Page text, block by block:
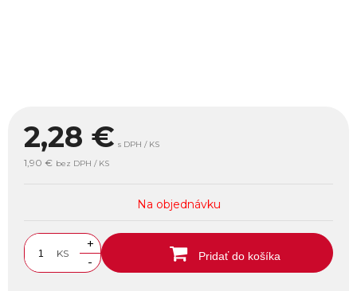
2,28 € s DPH / KS
1,90 € bez DPH / KS
Na objednávku
KS
+
-
Pridať do košíka